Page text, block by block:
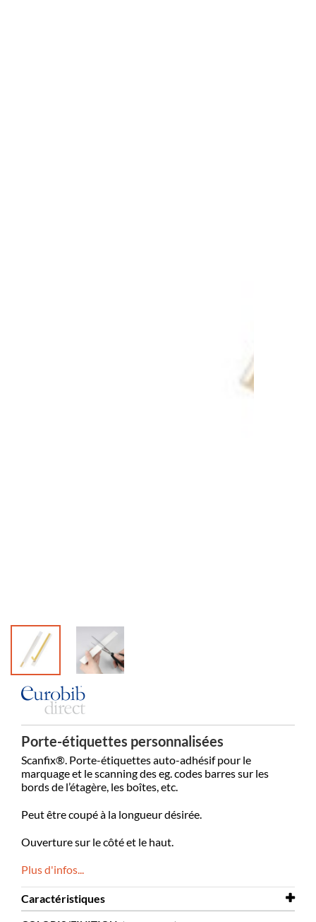
Porte-étiquettes personnalisées
Scanfix®. Porte-étiquettes auto-adhésif pour le
marquage et le scanning des eg. codes barres sur les
bords de l’étagère, les boîtes, etc.
Peut être coupé à la longueur désirée.
Ouverture sur le côté et le haut.
Plus d'infos...
Caractéristiques